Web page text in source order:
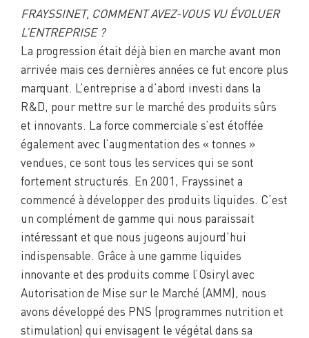
FRAYSSINET, COMMENT AVEZ-VOUS VU ÉVOLUER
L’ENTREPRISE ?
La progression était déjà bien en marche avant mon
arrivée mais ces dernières années ce fut encore plus
marquant. L’entreprise a d’abord investi dans la
R&D, pour mettre sur le marché des produits sûrs
et innovants. La force commerciale s’est étoffée
également avec l’augmentation des « tonnes »
vendues, ce sont tous les services qui se sont
fortement structurés. En 2001, Frayssinet a
commencé à développer des produits liquides. C’est
un complément de gamme qui nous paraissait
intéressant et que nous jugeons aujourd’hui
indispensable. Grâce à une gamme liquides
innovante et des produits comme l’Osiryl avec
Autorisation de Mise sur le Marché (AMM), nous
avons développé des PNS (programmes nutrition et
stimulation) qui envisagent le végétal dans sa